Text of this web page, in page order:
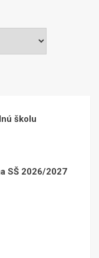
školu
SŠ 2026/2027